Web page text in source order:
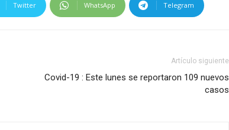
Twitter WhatsApp Telegram
Artículo siguiente
Covid-19 : Este lunes se reportaron 109 nuevos
casos